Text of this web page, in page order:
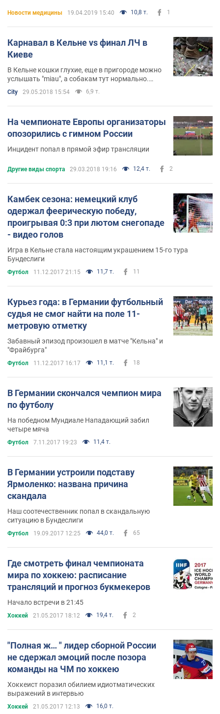
Новости медицины 19.04.2019 15:40 10,8 т. 1
Карнавал в Кельне vs финал ЛЧ в
Киеве
В Кельне кошки глухие, еще в пригороде можно
услышать "miau", а собакам тут нормально.
Впрочем, вряд ли они перегавкают карнавал
City 29.05.2018 15:54 6,9 т.
На чемпионате Европы организаторы
опозорились с гимном России
Инцидент попал в прямой эфир трансляции
Другие виды спорта 29.03.2018 19:16 12,4 т. 2
Камбек сезона: немецкий клуб
одержал феерическую победу,
проигрывая 0:3 при лютом снегопаде
- видео голов
Игра в Кельне стала настоящим украшением 15-го тура
Бундеслиги
Футбол 11.12.2017 21:15 11,7 т. 11
Курьез года: в Германии футбольный
судья не смог найти на поле 11-
метровую отметку
Забавный эпизод произошел в матче "Кельна" и
"Фрайбурга"
Футбол 11.12.2017 16:17 11,1 т. 18
В Германии скончался чемпион мира
по футболу
На победном Мундиале Нападающий забил
четыре мяча
Футбол 7.11.2017 19:23 11,4 т.
В Германии устроили подставу
Ярмоленко: названа причина
скандала
Наш соотечественник попал в скандальную
ситуацию в Бундеслиги
Футбол 19.09.2017 12:25 44,0 т. 65
Где смотреть финал чемпионата
мира по хоккею: расписание
трансляций и прогноз букмекеров
Начало встречи в 21:45
Хоккей 21.05.2017 18:12 19,4 т. 2
"Полная ж… " лидер сборной России
не сдержал эмоций после позора
команды на ЧМ по хоккею
Хоккеист поразил обилием идиотматических
выражений в интервью
Хоккей 21.05.2017 12:13 16,0 т.